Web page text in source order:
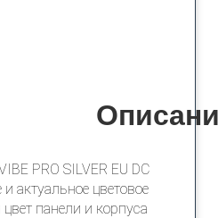
PRO SILVER EU DC
актуальное цветовое
панели и корпуса